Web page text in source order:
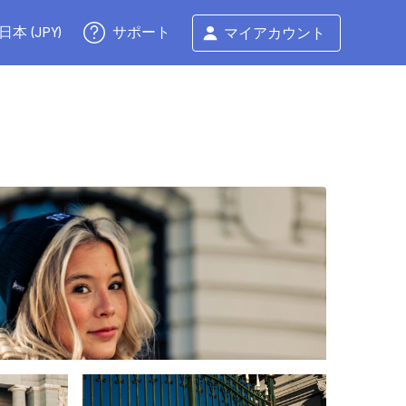
本 (JPY) サポート マイアカウント